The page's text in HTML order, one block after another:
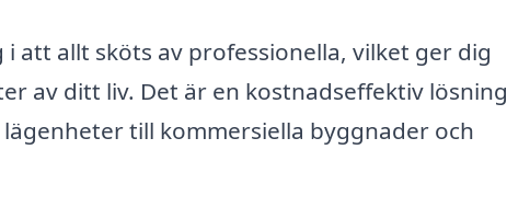
att allt sköts av professionella, vilket ger dig
av ditt liv. Det är en kostnadseffektiv lösning
till kommersiella byggnader och